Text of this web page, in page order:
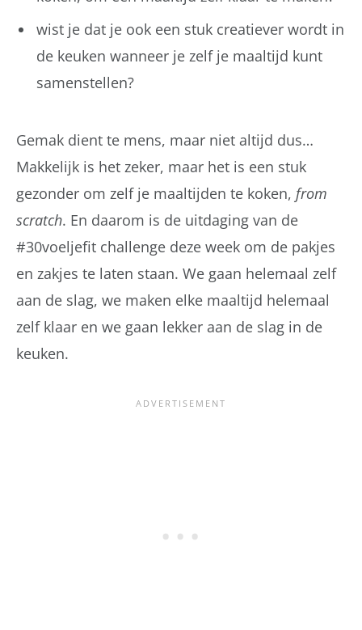
wist je dat je ook een stuk creatiever wordt in
de keuken wanneer je zelf je maaltijd kunt
samenstellen?
Gemak dient te mens, maar niet altijd dus…
Makkelijk is het zeker, maar het is een stuk
gezonder om zelf je maaltijden te koken, from
scratch. En daarom is de uitdaging van de
#30voeljefit challenge deze week om de pakjes
en zakjes te laten staan. We gaan helemaal zelf
aan de slag, we maken elke maaltijd helemaal
zelf klaar en we gaan lekker aan de slag in de
keuken.